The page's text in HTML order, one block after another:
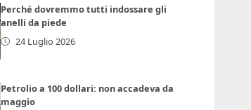
Perché dovremmo tutti indossare gli
anelli da piede
24 Luglio 2026
Petrolio a 100 dollari: non accadeva da
maggio